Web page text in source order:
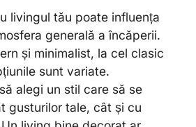
livingul tău poate influența
generală a încăperii.
și minimalist, la cel clasic
sunt variate.
alegi un stil care să se
gusturilor tale, cât și cu